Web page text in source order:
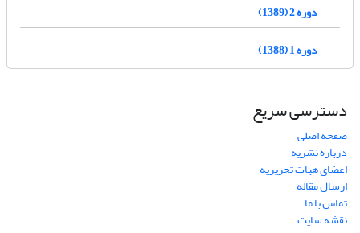
دوره 2 (1389)
دوره 1 (1388)
دسترسی سریع
صفحه اصلی
درباره نشریه
اعضای هیات تحریریه
ارسال مقاله
تماس با ما
نقشه سایت